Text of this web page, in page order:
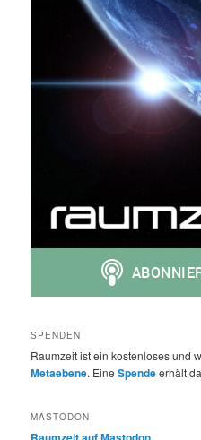
SPENDEN
Raumzeit ist ein kostenloses und
Metaebene. EineSpendeerhält
MASTODON